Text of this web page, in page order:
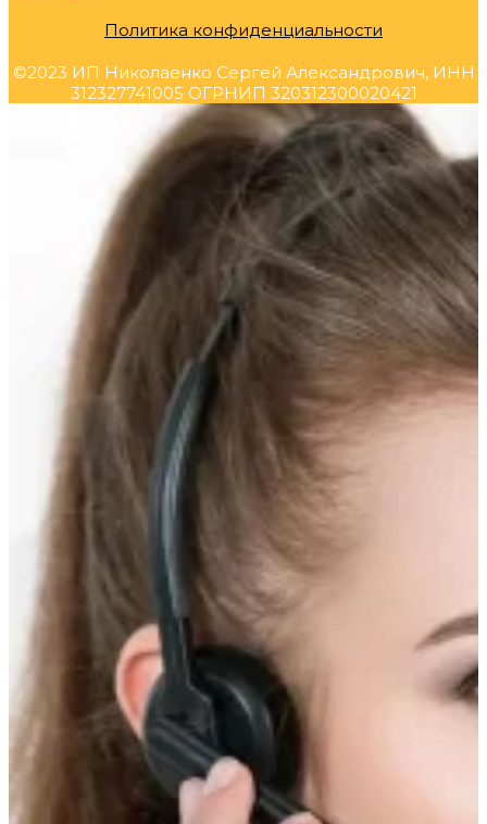
Политика конфиденциальности
©2023 ИП Николаенко Сергей Александрович, ИНН
312327741005 ОГРНИП 320312300020421